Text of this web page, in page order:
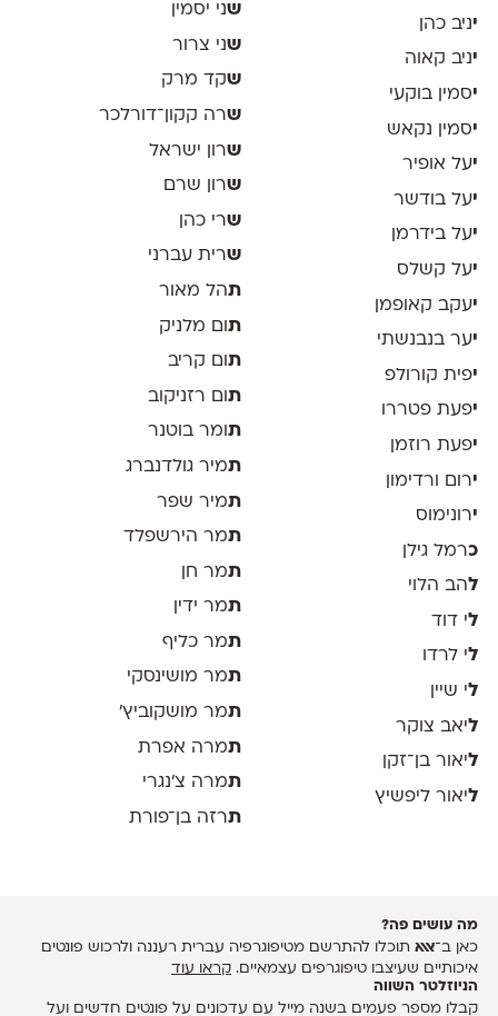
יניב כהן
יניב קאוה
יסמין בוקעי
יסמין נקאש
יעל אופיר
יעל בודשר
יעל בידרמן
יעל קשלס
יעקב קאופמן
יער בנבנשתי
יפית קורולפ
יפעת פטררו
יפעת רוזמן
ירום ורדימון
ירונימוס
כרמל גילן
להב הלוי
לי דוד
לי לרדו
לי שיין
ליאב צוקר
ליאור בן־זקן
ליאור ליפשיץ
שני יסמין
שני צרור
שקד מרק
שרה קקון־דורלכר
שרון ישראל
שרון שרם
שרי כהן
שרית עברני
תהל מאור
תום מלניק
ת ום קריב
ת ום רזניקוב
תומר בוטנר
תמיר גולדנברג
תמיר שפר
תמר הירשפלד
תמר חן
תמר ידין
תמר כליף
תמר מושינסקי
תמר מושקוביץ'
תמרה אפרת
תמרה צ׳נגרי
תרזה בן־פורת
מה עושים פה?
כאן ב־אאאתוכלו להתרשם מטיפוגרפיה עברית רעננה ולרכוש פונטים
איכותיים שעיצבו טיפוגרפים עצמאיים. קראו עוד
הניוזלטר השווה
קבלו מספר פעמים בשנה מייל עם עדכונים על פונטים חדשים ועל